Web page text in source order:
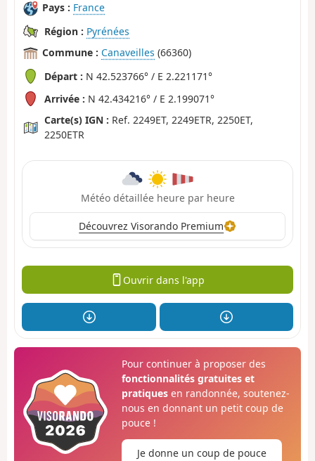
Pays : France
Région : Pyrénées
Commune : Canaveilles (66360)
Départ : N 42.523766° / E 2.221171°
Arrivée : N 42.434216° / E 2.199071°
Carte(s) IGN : Ref. 2249ET, 2249ETR, 2250ET,
2250ETR
Météo détaillée heure par heure
Découvrez Visorando Premium
Ouvrir dans l'app
Pour continuer à proposer des
fonctionnalités gratuites et
pratiquesen randonnée, soutenez-
nous en donnant un petit coup de
pouce !
Je donne un coup de pouce